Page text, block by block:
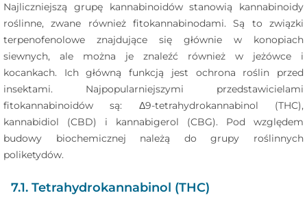
Najliczniejszą grupę kannabinoidów stanowią kannabinoidy
roślinne, zwane również fitokannabinodami. Są to związki
terpenofenolowe znajdujące się głównie w konopiach
siewnych, ale można je znaleźć również w jeżówce i
kocankach. Ich główną funkcją jest ochrona roślin przed
insektami. Najpopularniejszymi przedstawicielami
fitokannabinoidów są: Δ9-tetrahydrokannabinol (THC),
kannabidiol (CBD) i kannabigerol (CBG). Pod względem
budowy biochemicznej należą do grupy roślinnych
poliketydów.
7.1. Tetrahydrokannabinol (THC)